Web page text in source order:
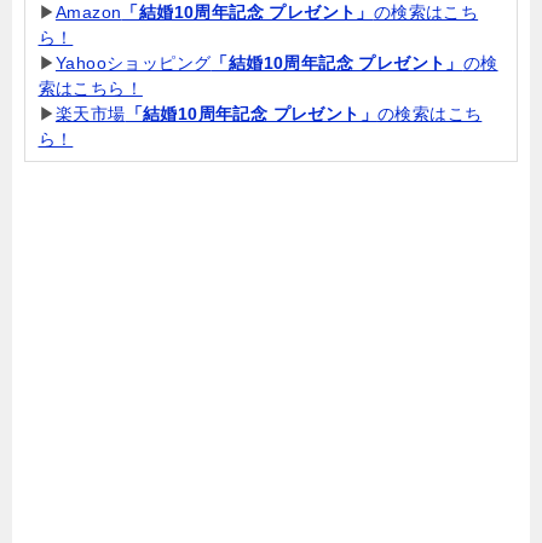
▶Amazon 「結婚10周年記念 プレゼント」 の検索はこち
ら！
▶Yahooショッピング 「結婚10周年記念 プレゼント」 の検
索はこちら！
▶楽天市場 「結婚10周年記念 プレゼント」 の検索はこち
ら！